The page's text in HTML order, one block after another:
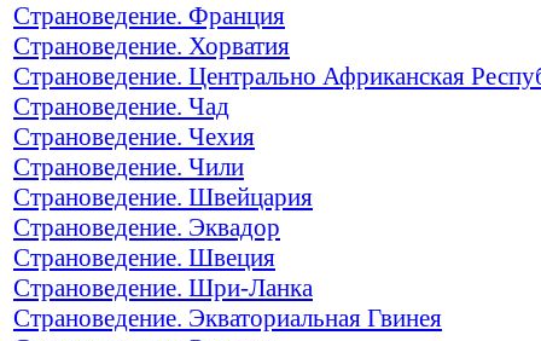
Страноведение. Франция
Страноведение. Хорватия
Страноведение. Центрально Африканская
Страноведение. Чад
Страноведение. Чехия
Страноведение. Чили
Страноведение. Швейцария
Страноведение. Эквадор
Страноведение. Швеция
Страноведение. Шри-Ланка
Страноведение. Экваториальная Гвинея